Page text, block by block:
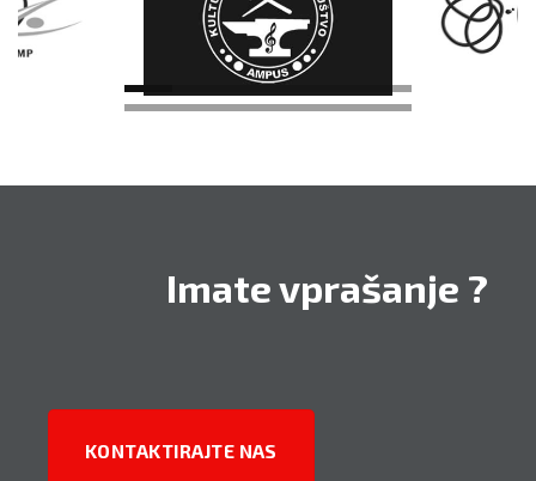
Imate vprašanje ?
KONTAKTIRAJTE NAS